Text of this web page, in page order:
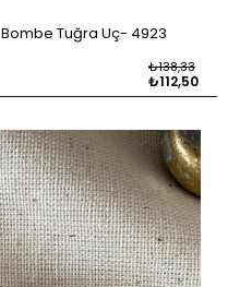
Bombe Tuğra Uç 4923
₺112,50
₺138,33